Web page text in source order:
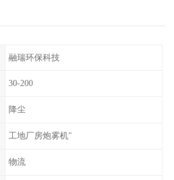
融瑞环保科技
30-200
降尘
工地厂房炮雾机"
物流